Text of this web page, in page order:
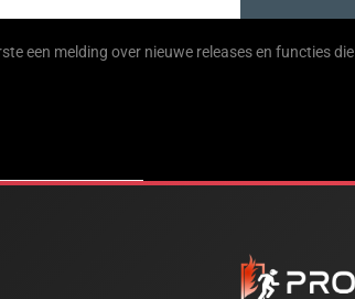
een melding over nieuwe releases en functies